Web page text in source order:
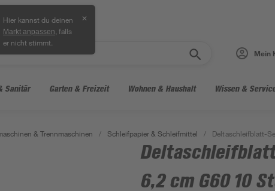
Hier kannst du deinen
Markt anpassen , falls
er nicht stimmt.
✕
Mein
Sanitär Garten & Freizeit Wohnen & Haushalt Wissen &
& Trennmaschinen / Schleifpapier & Schleifmittel / Deltaschleifblatt-
6,2 cm G60 10